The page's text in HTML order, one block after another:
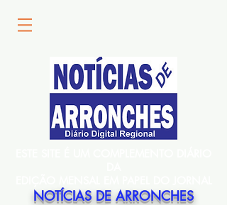
NOTÍCIAS DE ARRONCHES